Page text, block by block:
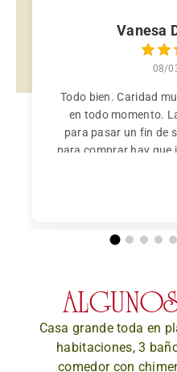
Vanesa
08/
Todo bien. Caridad
en todo momento.
para pasar un fin de
para comprar hay que
Casa grande toda en
habitaciones, 3
comedor con